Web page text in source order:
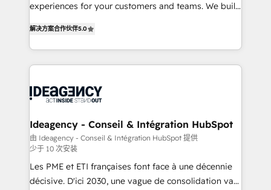
opportunités d'affaires ➤ La mise en place de
emailing) Informations clés : - 10 ans d'expérience -
100+ intégrations CRM HubSpot réussies - 40
cumulées
experiences for your customers and teams. We build
across your entire tech stack. Aptitude 8 is trusted
by top brands such as Lenovo, Bluetooth,
International Sports Sciences Association, SXSW,
Randstad, Uber Freight, and HubSpot itself. We have
partner and expertise across operational strategy,
business-first process building, system integration,
custom development, and extensibility. When you
work with Aptitude 8, you get a team – not an
individual – with embedded consulting, strategy,
解决方案合作伙伴5.0
Ideagency - Conseil & Intégration HubSpot
由 Ideagency - Conseil & Intégration HubSpot 提供
少于 10 次安装
Les PME et ETI françaises font face à une décennie
décisive. D'ici 2030, une vague de consolidation va